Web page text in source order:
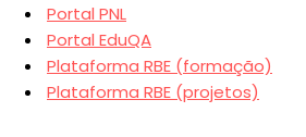
Portal PNL
Portal EduQA
Plataforma RBE (formação)
Plataforma RBE (projetos)